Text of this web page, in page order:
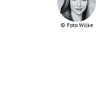
© Foto Wilke